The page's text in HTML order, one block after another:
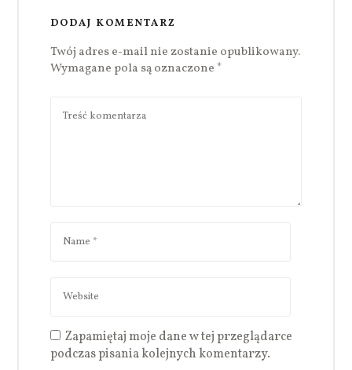
DODAJ KOMENTARZ
Twój adres e-mail nie zostanie opublikowany.
Wymagane pola są oznaczone *
Zapamiętaj moje dane w tej przeglądarce
podczas pisania kolejnych komentarzy.